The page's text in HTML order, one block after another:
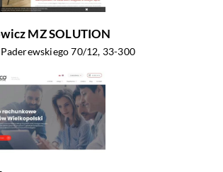
MZ SOLUTION
70/12, 33-300